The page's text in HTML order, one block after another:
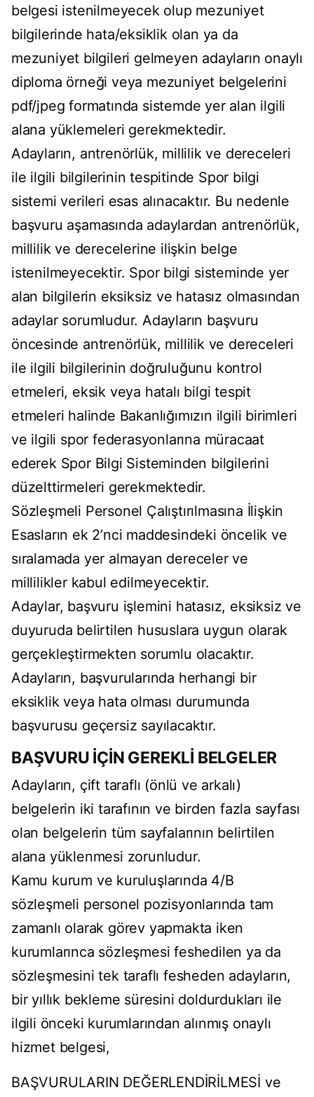
belgesi istenilmeyecek olup mezuniyet
bilgilerinde hata/eksiklik olan ya da
mezuniyet bilgileri gelmeyen adayların onaylı
diploma örneği veya mezuniyet belgelerini
pdf/jpeg formatında sistemde yer alan ilgili
alana yüklemeleri gerekmektedir.
Adayların, antrenörlük, millilik ve dereceleri
ile ilgili bilgilerinin tespitinde Spor bilgi
sistemi verileri esas alınacaktır. Bu nedenle
başvuru aşamasında adaylardan antrenörlük,
millilik ve derecelerine ilişkin belge
istenilmeyecektir. Spor bilgi sisteminde yer
alan bilgilerin eksiksiz ve hatasız olmasından
adaylar sorumludur. Adayların başvuru
öncesinde antrenörlük, millilik ve dereceleri
ile ilgili bilgilerinin doğruluğunu kontrol
etmeleri, eksik veya hatalı bilgi tespit
etmeleri halinde Bakanlığımızın ilgili birimleri
ve ilgili spor federasyonlarına müracaat
ederek Spor Bilgi Sisteminden bilgilerini
düzelttirmeleri gerekmektedir.
Sözleşmeli Personel Çalıştırılmasına İlişkin
Esasların ek 2’nci maddesindeki öncelik ve
sıralamada yer almayan dereceler ve
millilikler kabul edilmeyecektir.
Adaylar, başvuru işlemini hatasız, eksiksiz ve
duyuruda belirtilen hususlara uygun olarak
gerçekleştirmekten sorumlu olacaktır.
Adayların, başvurularında herhangi bir
eksiklik veya hata olması durumunda
başvurusu geçersiz sayılacaktır.
BAŞVURU İÇİN GEREKLİ BELGELER
Adayların, çift taraflı (önlü ve arkalı)
belgelerin iki tarafının ve birden fazla sayfası
olan belgelerin tüm sayfalarının belirtilen
alana yüklenmesi zorunludur.
Kamu kurum ve kuruluşlarında 4/B
sözleşmeli personel pozisyonlarında tam
zamanlı olarak görev yapmakta iken
kurumlarınca sözleşmesi feshedilen ya da
sözleşmesini tek taraflı fesheden adayların,
bir yıllık bekleme süresini doldurdukları ile
ilgili önceki kurumlarından alınmış onaylı
hizmet belgesi,
BAŞVURULARIN DEĞERLENDİRİLMESİ ve